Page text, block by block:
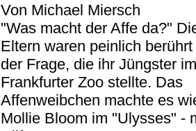
Von Michael Miersch
"Was macht der Affe da?"
Eltern waren peinlich
der Frage, die ihr Jüngster im
Frankfurter Zoo stellte. Das
Affenweibchen machte es
Mollie Bloom im "Ulysses" -